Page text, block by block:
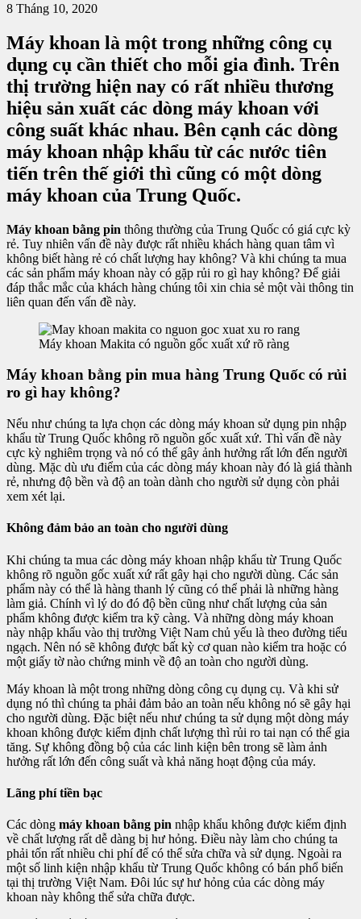
8 Tháng 10, 2020
Máy khoan là một trong những công cụ
dụng cụ cần thiết cho mỗi gia đình. Trên
thị trường hiện nay có rất nhiều thương
hiệu sản xuất các dòng máy khoan với
công suất khác nhau. Bên cạnh các dòng
máy khoan nhập khẩu từ các nước tiên
tiến trên thế giới thì cũng có một dòng
máy khoan của Trung Quốc.
Máy khoan bằng pin thông thường của Trung Quốc có giá cực kỳ
rẻ. Tuy nhiên vấn đề này được rất nhiều khách hàng quan tâm vì
không biết hàng rẻ có chất lượng hay không? Và khi chúng ta mua
các sản phẩm máy khoan này có gặp rủi ro gì hay không? Để giải
đáp thắc mắc của khách hàng chúng tôi xin chia sẻ một vài thông tin
liên quan đến vấn đề này.
Máy khoan Makita có nguồn gốc xuất xứ rõ ràng
Máy khoan bằng pin mua hàng Trung Quốc có rủi
ro gì hay không?
Nếu như chúng ta lựa chọn các dòng máy khoan sử dụng pin nhập
khẩu từ Trung Quốc không rõ nguồn gốc xuất xứ. Thì vấn đề này
cực kỳ nghiêm trọng và nó có thể gây ảnh hưởng rất lớn đến người
dùng. Mặc dù ưu điểm của các dòng máy khoan này đó là giá thành
rẻ, nhưng độ bền và độ an toàn dành cho người sử dụng còn phải
xem xét lại.
Không đảm bảo an toàn cho người dùng
Khi chúng ta mua các dòng máy khoan nhập khẩu từ Trung Quốc
không rõ nguồn gốc xuất xứ rất gây hại cho người dùng. Các sản
phẩm này có thể là hàng thanh lý cũng có thể phải là những hàng
làm giả. Chính vì lý do đó độ bền cũng như chất lượng của sản
phẩm không được kiểm tra kỹ càng. Và những dòng máy khoan
này nhập khẩu vào thị trường Việt Nam chủ yếu là theo đường tiểu
ngạch. Nên nó sẽ không được bất kỳ cơ quan nào kiểm tra hoặc có
một giấy tờ nào chứng minh về độ an toàn cho người dùng.
Máy khoan là một trong những dòng công cụ dụng cụ. Và khi sử
dụng nó thì chúng ta phải đảm bảo an toàn nếu không nó sẽ gây hại
cho người dùng. Đặc biệt nếu như chúng ta sử dụng một dòng máy
khoan không được kiểm định chất lượng thì rủi ro tai nạn có thể gia
tăng. Sự không đồng bộ của các linh kiện bên trong sẽ làm ảnh
hưởng rất lớn đến công suất và khả năng hoạt động của máy.
Lãng phí tiền bạc
Các dòng máy khoan bằng pin nhập khẩu không được kiểm định
về chất lượng rất dễ dàng bị hư hỏng. Điều này làm cho chúng ta
phải tốn rất nhiều chi phí để có thể sửa chữa và sử dụng. Ngoài ra
một số linh kiện nhập khẩu từ Trung Quốc không có bán phổ biến
tại thị trường Việt Nam. Đôi lúc sự hư hỏng của các dòng máy
khoan này không thể sửa chữa được.